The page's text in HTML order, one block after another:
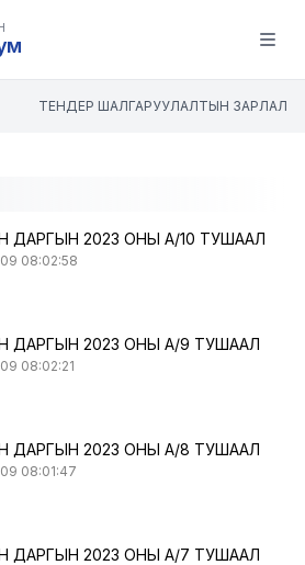
Open
ТЕНДЕР ШАЛГАРУУЛАЛТЫН ЗАРЛАЛ
ДАРГЫН 2023 ОНЫ А/10 ТУШААЛ
08:02:58
ДАРГЫН 2023 ОНЫ А/9 ТУШААЛ
08:02:21
ДАРГЫН 2023 ОНЫ А/8 ТУШААЛ
08:01:47
ДАРГЫН 2023 ОНЫ А/7 ТУШААЛ